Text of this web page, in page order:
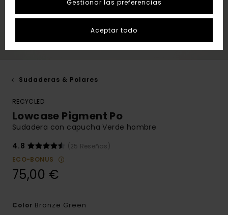
Sudaderas & Polares
RECYCLED
Lowcase Pigment Po
Sudadera con capucha Verde hombre
4.8
(25 Reseñas)
ECO-BONUS
75,00 €
Color Bronze Green
Gestionar las preferencias
Aceptar todo